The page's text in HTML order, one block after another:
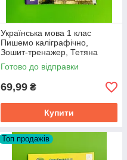
Українська мова 1 клас
Пишемо каліграфічно,
Зошит-тренажер, Тетяна
Будна, Богдан
Готово до відправки
69,99 ₴
Купити
Топ продажів